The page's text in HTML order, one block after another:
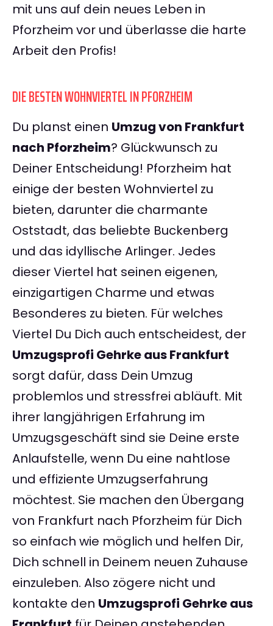
mit uns auf dein neues Leben in
Pforzheim vor und überlasse die harte
Arbeit den Profis!
DIE BESTEN WOHNVIERTEL IN PFORZHEIM
Du planst einen Umzug von Frankfurt
nach Pforzheim? Glückwunsch zu
Deiner Entscheidung! Pforzheim hat
einige der besten Wohnviertel zu
bieten, darunter die charmante
Oststadt, das beliebte Buckenberg
und das idyllische Arlinger. Jedes
dieser Viertel hat seinen eigenen,
einzigartigen Charme und etwas
Besonderes zu bieten. Für welches
Viertel Du Dich auch entscheidest, der
Umzugsprofi Gehrke aus Frankfurt
sorgt dafür, dass Dein Umzug
problemlos und stressfrei abläuft. Mit
ihrer langjährigen Erfahrung im
Umzugsgeschäft sind sie Deine erste
Anlaufstelle, wenn Du eine nahtlose
und effiziente Umzugserfahrung
möchtest. Sie machen den Übergang
von Frankfurt nach Pforzheim für Dich
so einfach wie möglich und helfen Dir,
Dich schnell in Deinem neuen Zuhause
einzuleben. Also zögere nicht und
kontakte den Umzugsprofi Gehrke aus